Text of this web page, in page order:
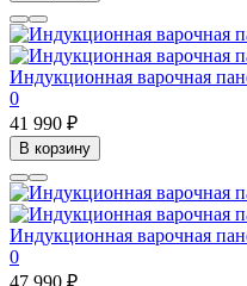
Индукционная варочная
0
41 990 ₽
В корзину
Индукционная варочная
0